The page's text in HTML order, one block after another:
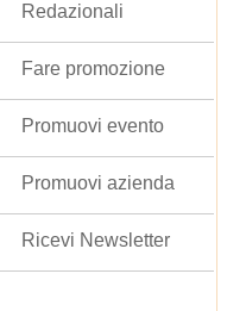
Redazionali
Fare promozione
Promuovi evento
Promuovi azienda
Ricevi Newsletter